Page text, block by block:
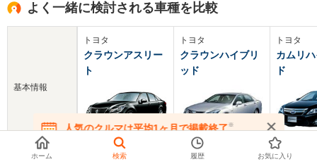
よく一緒に検討される車種を比較
基本情報
トヨタ
クラウンアスリー
ト
トヨタ
クラウンハイブリ
ッド
トヨタ
カムリ
ド
人気のクルマは平均1ヶ月で掲載終了※
在庫が無くなる前にお問い合わせください
ホーム 検索 履歴 お気に入り